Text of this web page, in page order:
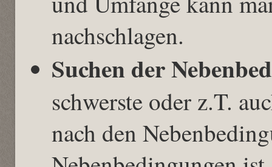
nachschlagen.
Suchen der
schwerste oder z.T.
nach den